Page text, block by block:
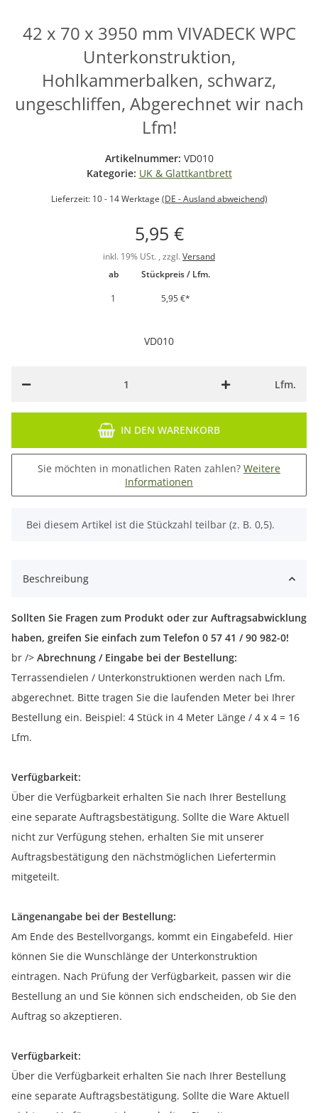
42 x 70 x 3950 mm VIVADECK WPC
Unterkonstruktion,
Hohlkammerbalken, schwarz,
ungeschliffen, Abgerechnet wir nach
Lfm!
Artikelnummer: VD010
Kategorie: UK & Glattkantbrett
Lieferzeit: 10 - 14 Werktage (DE - Ausland abweichend)
5,95 €
inkl. 19% USt. , zzgl. Versand
ab
Stückpreis / Lfm.
1
5,95 €*
VD010
Lfm.
IN DEN WARENKORB
Sie möchten in monatlichen Raten zahlen? Weitere
Informationen
x
Bei diesem Artikel ist die Stückzahl teilbar (z. B. 0,5).
Beschreibung
Sollten Sie Fragen zum Produkt oder zur Auftragsabwicklung
haben, greifen Sie einfach zum Telefon 0 57 41 / 90 982-0!
br /> Abrechnung / Eingabe bei der Bestellung:
Terrassendielen / Unterkonstruktionen werden nach Lfm.
abgerechnet. Bitte tragen Sie die laufenden Meter bei Ihrer
Bestellung ein. Beispiel: 4 Stück in 4 Meter Länge / 4 x 4 = 16
Lfm.
Verfügbarkeit:
Über die Verfügbarkeit erhalten Sie nach Ihrer Bestellung
eine separate Auftragsbestätigung. Sollte die Ware Aktuell
nicht zur Verfügung stehen, erhalten Sie mit unserer
Auftragsbestätigung den nächstmöglichen Liefertermin
mitgeteilt.
Längenangabe bei der Bestellung:
Am Ende des Bestellvorgangs, kommt ein Eingabefeld. Hier
können Sie die Wunschlänge der Unterkonstruktion
eintragen. Nach Prüfung der Verfügbarkeit, passen wir die
Bestellung an und Sie können sich endscheiden, ob Sie den
Auftrag so akzeptieren.
Verfügbarkeit:
Über die Verfügbarkeit erhalten Sie nach Ihrer Bestellung
eine separate Auftragsbestätigung. Sollte die Ware Aktuell